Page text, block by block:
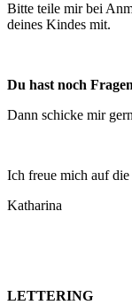
Bitte teile mir bei
deines Kindes mit.
Du hast noch
Dann schicke mir
Ich freue mich auf
Katharina
LETTERING